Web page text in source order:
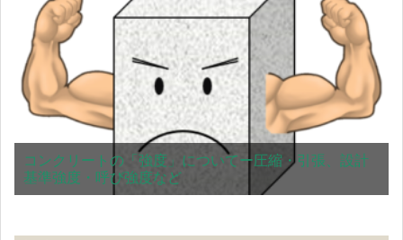
コンクリートの「強度」についてー圧縮・引張、設計
基準強度・呼び強度など